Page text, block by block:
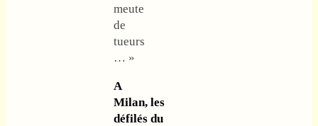
meute
de
tueurs
… »
A
Milan, les
défilés du